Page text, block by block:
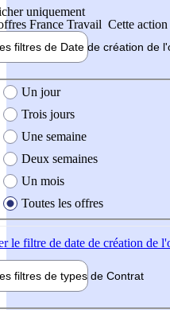
uniquement
France Travail Cette
filtres de Date de création de
création de l'offre
Un jour
Trois jours
Une semaine
Deux semaines
Un mois
Toutes les offres
le filtre de date de création de
filtres de types de Contrat